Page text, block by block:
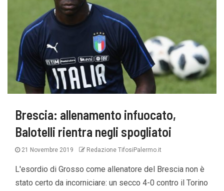
Brescia: allenamento infuocato,
Balotelli rientra negli spogliatoi
21 Novembre 2019 Redazione TifosiPalermo.it
L'esordio di Grosso come allenatore del Brescia non è
stato certo da incorniciare: un secco 4-0 contro il Torino